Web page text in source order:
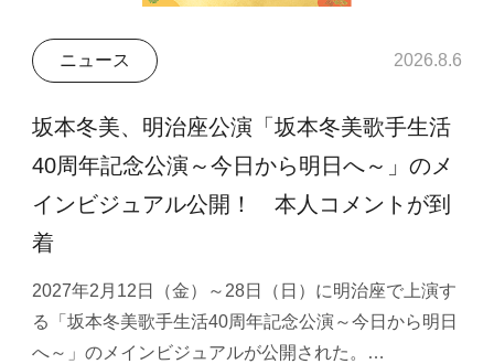
ニュース 2026.8.6
坂本冬美、明治座公演「坂本冬美歌手生活
40周年記念公演～今日から明日へ～」のメ
インビジュアル公開！ 本人コメントが到
着
2027年2月12日（金）～28日（日）に明治座で上演す
る「坂本冬美歌手生活40周年記念公演～今日から明日
へ～」のメインビジュアルが公開された。…